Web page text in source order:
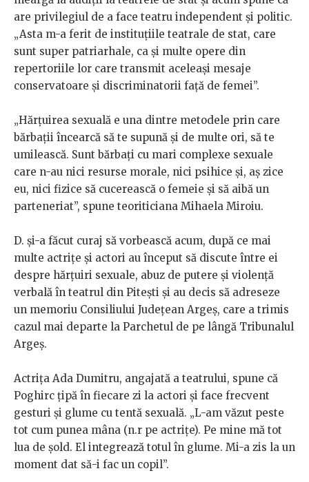
are privilegiul de a face teatru independent și politic.
„Asta m-a ferit de instituţiile teatrale de stat, care
sunt super patriarhale, ca şi multe opere din
repertoriile lor care transmit aceleaşi mesaje
conservatoare şi discriminatorii faţă de femei”.
„Hărțuirea sexuală e una dintre metodele prin care
bărbații încearcă să te supună și de multe ori, să te
umilească. Sunt bărbați cu mari complexe sexuale
care n-au nici resurse morale, nici psihice și, aș zice
eu, nici fizice să cucerească o femeie și să aibă un
parteneriat”, spune teoriticiana Mihaela Miroiu.
D. și-a făcut curaj să vorbească acum, după ce mai
multe actrițe și actori au început să discute între ei
despre hărțuiri sexuale, abuz de putere și violență
verbală în teatrul din Pitești și au decis să adreseze
un memoriu Consiliului Județean Argeș, care a trimis
cazul mai departe la Parchetul de pe lângă Tribunalul
Argeș.
Actrița Ada Dumitru, angajată a teatrului, spune că
Poghirc țipă în fiecare zi la actori și face frecvent
gesturi și glume cu tentă sexuală. „L-am văzut peste
tot cum punea mâna (n.r pe actrițe). Pe mine mă tot
lua de șold. El integrează totul în glume. Mi-a zis la un
moment dat să-i fac un copil”.